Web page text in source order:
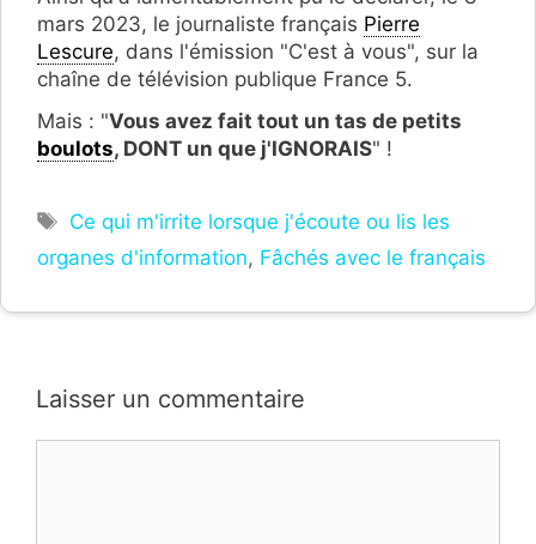
mars 2023, le journaliste français Pierre
Lescure, dans l'émission "C'est à vous", sur la
chaîne de télévision publique France 5.
Mais : "Vous avez fait tout un tas de petits
boulots, DONT un que j'IGNORAIS" !
Étiquettes
Ce qui m'irrite lorsque j'écoute ou lis les
organes d'information, Fâchés avec le français
Laisser un commentaire